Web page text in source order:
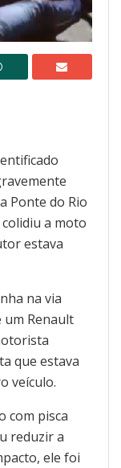
Ponte do Rio
a moto
estava
na via
Renault
que estava
veículo.
com pisca
reduzir a
ele foi